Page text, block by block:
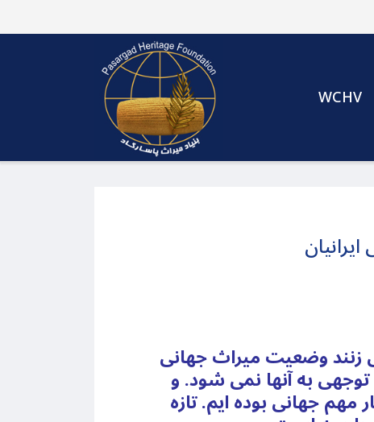
WCHV
زنند وضعیت میراث جهانی
به آنها نمی شود. و
جهانی بوده ایم. تازه